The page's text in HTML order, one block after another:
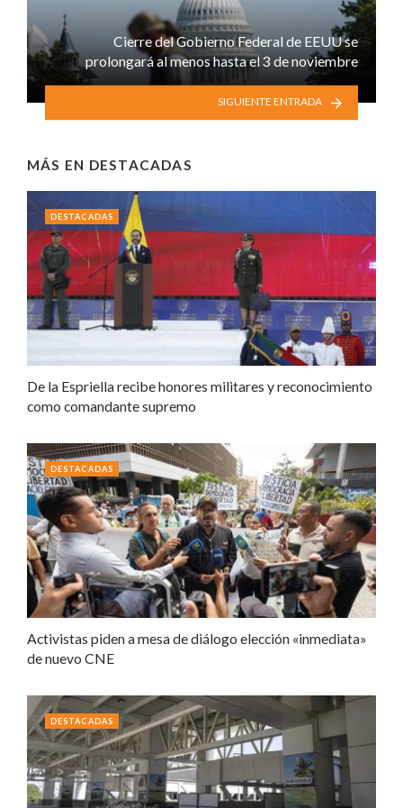
Cierre del Gobierno Federal de EEUU se
prolongará al menos hasta el 3 de noviembre
SIGUIENTE ENTRADA
MÁS EN DESTACADAS
De la Espriella recibe honores militares y reconocimiento
como comandante supremo
DESTACADAS
Activistas piden a mesa de diálogo elección «inmediata»
de nuevo CNE
DESTACADAS
DESTACADAS